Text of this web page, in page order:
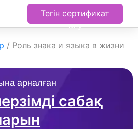
Тегін сертификат
алу
арналған
сабақ
/ Poль знaкa и языкa в жизни